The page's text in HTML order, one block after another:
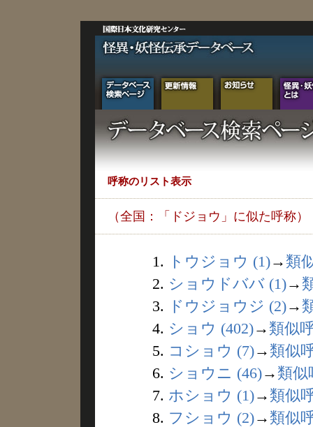
呼称のリスト表示
（全国：「ドジョウ」に似た呼称）
1. トウジョウ (1)→ 類
2. ショウドババ (1)→
3.
ドウジョウジ (2)→
4. ショウ (402)→ 類似
5. コショウ (7)→ 類似
6. ショウニ (46)→ 類似
7. ホショウ (1)→ 類似
8. フショウ (2)→ 類似